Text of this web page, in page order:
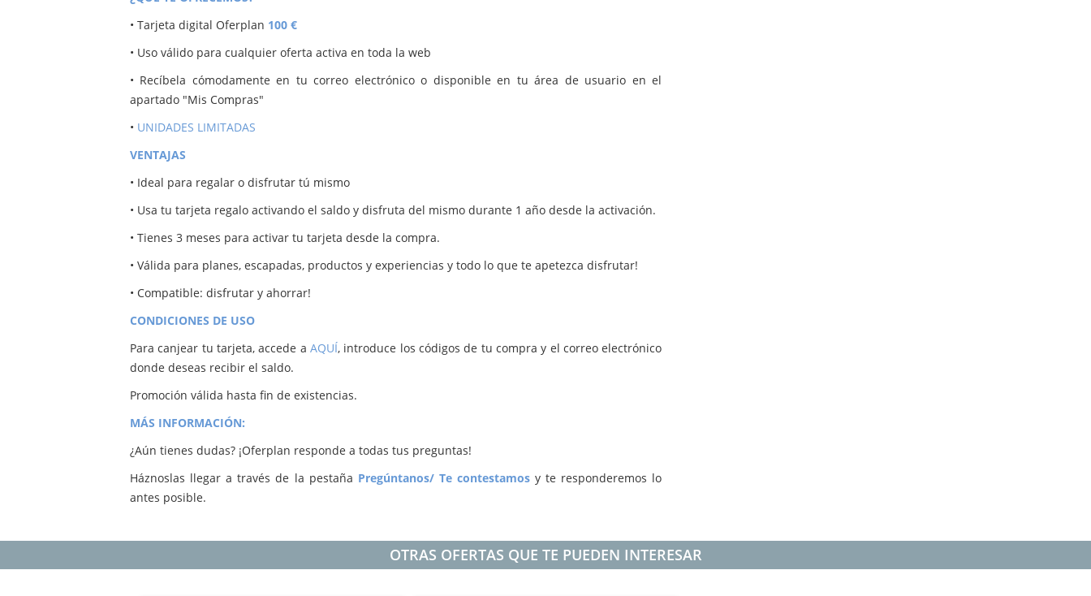
• Tarjeta digital Oferplan 100 €
• Uso válido para cualquier oferta activa en toda la web
• Recíbela cómodamente en tu correo electrónico o disponible en tu área de usuario en el
apartado "Mis Compras"
• UNIDADES LIMITADAS
VENTAJAS
• Ideal para regalar o disfrutar tú mismo
• Usa tu tarjeta regalo activando el saldo y disfruta del mismo durante 1 año desde la activación.
• Tienes 3 meses para activar tu tarjeta desde la compra.
• Válida para planes, escapadas, productos y experiencias y todo lo que te apetezca disfrutar!
• Compatible: disfrutar y ahorrar!
CONDICIONES DE USO
Para canjear tu tarjeta, accede aAQUÍ, introduce los códigos de tu compra y el correo electrónico
donde deseas recibir el saldo.
Promoción válida hasta fin de existencias.
MÁS INFORMACIÓN:
¿Aún tienes dudas? ¡Oferplan responde a todas tus preguntas!
Háznoslas llegar a través de la pestaña Pregúntanos/ Te contestamosy te responderemos lo
antes posible.
OTRAS OFERTAS QUE TE PUEDEN INTERESAR